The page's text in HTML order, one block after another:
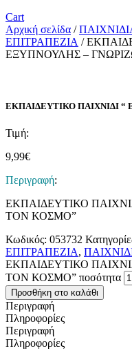
Cart
Αρχική σελίδα /
ΕΠΙΤΡΑΠΕΖΙΑ /
ΕΞΥΠΝΟΥΛΗΣ –
ΕΚΠΑΙΔΕΥΤΙΚΟ ΠΑΙΧΝΙΔΙ
Τιμή:
9,99€
Περιγραφή:
ΕΚΠΑΙΔΕΥΤΙΚΟ
ΤΟΝ ΚΟΣΜΟ”
Κωδικός: 053732
ΕΠΙΤΡΑΠΕΖΙΑ,
ΕΚΠΑΙΔΕΥΤΙΚΟ
ΤΟΝ ΚΟΣΜΟ” ποσότητα
Προσθήκη στο καλάθι
Περιγραφή
Πληροφορίες
Περιγραφή
Πληροφορίες